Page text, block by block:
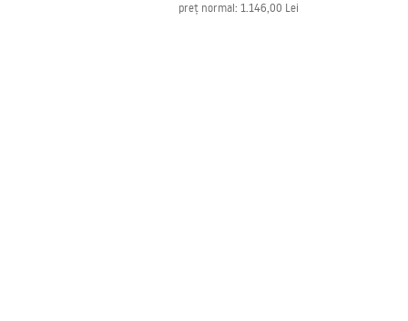
preț normal: 1.146,00 Lei